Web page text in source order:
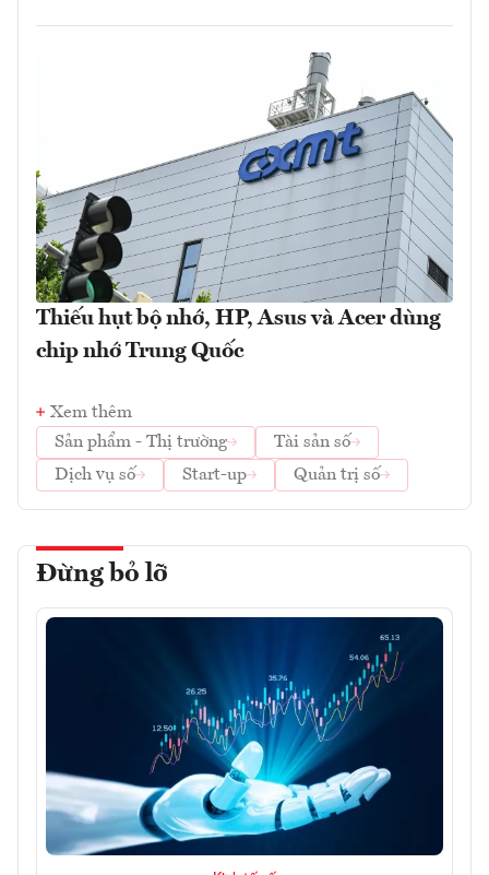
Thiếu hụt bộ nhớ, HP, Asus và Acer dùng
chip nhớ Trung Quốc
Xem thêm
Sản phẩm - Thị trường
Tài sản số
Dịch vụ số
Start-up Quản trị số
Đừng bỏ lỡ